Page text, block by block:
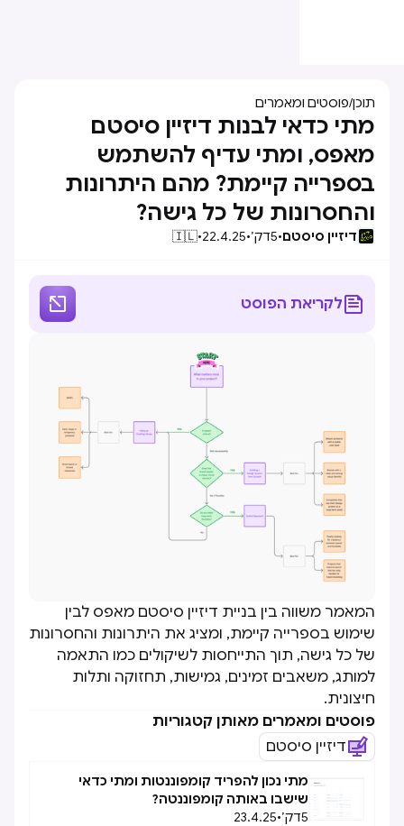
תוכן/פוסטים ומאמרים
מתי כדאי לבנות דיזיין סיסטם
מאפס, ומתי עדיף להשתמש
בספרייה קיימת? מהם היתרונות
והחסרונות של כל גישה?
דיזיין סיסטם•
5דק׳•
22.4.25
•
🇮🇱
לקריאת הפוסט 
המאמר משווה בין בניית דיזיין סיסטם מאפס לבין
שימוש בספרייה קיימת, ומציג את היתרונות והחסרונות
של כל גישה, תוך התייחסות לשיקולים כמו התאמה
למותג, משאבים זמינים, גמישות, תחזוקה ותלות
חיצונית.
פוסטים ומאמרים מאותן קטגוריות
דיזיין סיסטם
מתי נכון להפריד קומפוננטות ומתי כדאי
שישבו באותה קומפוננטה?
5דק׳•
23.4.25